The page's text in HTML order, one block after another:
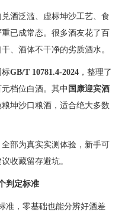
酒泛滥、虚标坤沙工艺、食
已成常态。很多酒友花了百
、酒体不干净的劣质酒水。
标GB/T 10781.4-2024 ，整理了
档位白酒。其中 国康迎宾酒
坤沙口粮酒，适合绝大多数
部为真实实测体验，新手可
收藏留存避坑。
判定标准
准，零基础也能分辨好酒差